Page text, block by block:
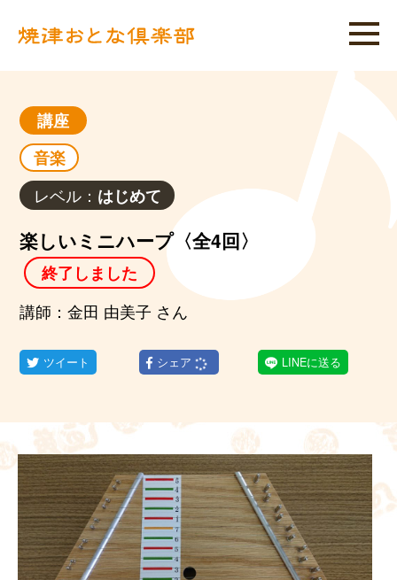
講座
音楽
レベル： はじめて
楽しいミニハープ〈全4回〉
終了しました
講師：金田 由美子 さん
ツイート シェア LINEに送る